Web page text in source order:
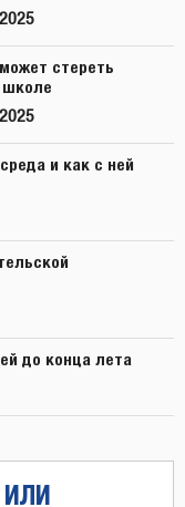
стереть
и как с ней
до конца лета